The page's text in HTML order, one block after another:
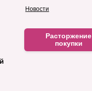
Новости
Расторжение
покупки